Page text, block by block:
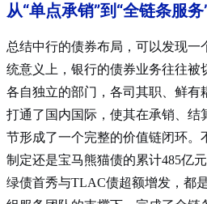
从“单点承销”到“全链条服务
总结中行的债券布局，可以发现一
统意义上，银行的债券业务往往被
各自独立的部门，各司其职、鲜有
打通了国内国际，使其在承销、结
节形成了一个完整的价值链闭环。
制定还是宝马熊猫债的累计485亿
绿债首秀与TLAC债超额增发，都